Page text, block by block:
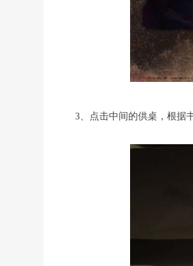
3、点击中间的供桌，根据